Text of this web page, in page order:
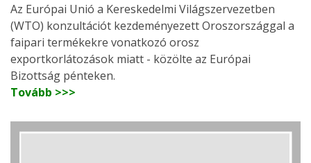
Az Európai Unió a Kereskedelmi Világszervezetben
(WTO) konzultációt kezdeményezett Oroszországgal a
faipari termékekre vonatkozó orosz
exportkorlátozások miatt - közölte az Európai
Bizottság pénteken.
Tovább >>>